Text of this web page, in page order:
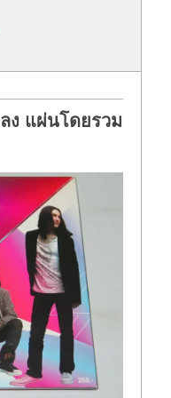
ง แผ่นโดยรวม